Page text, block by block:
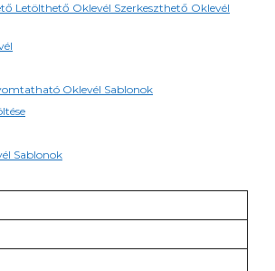
Letölthető Oklevél Szerkeszthető Oklevél
Oklevél Sablonok
Sablonok